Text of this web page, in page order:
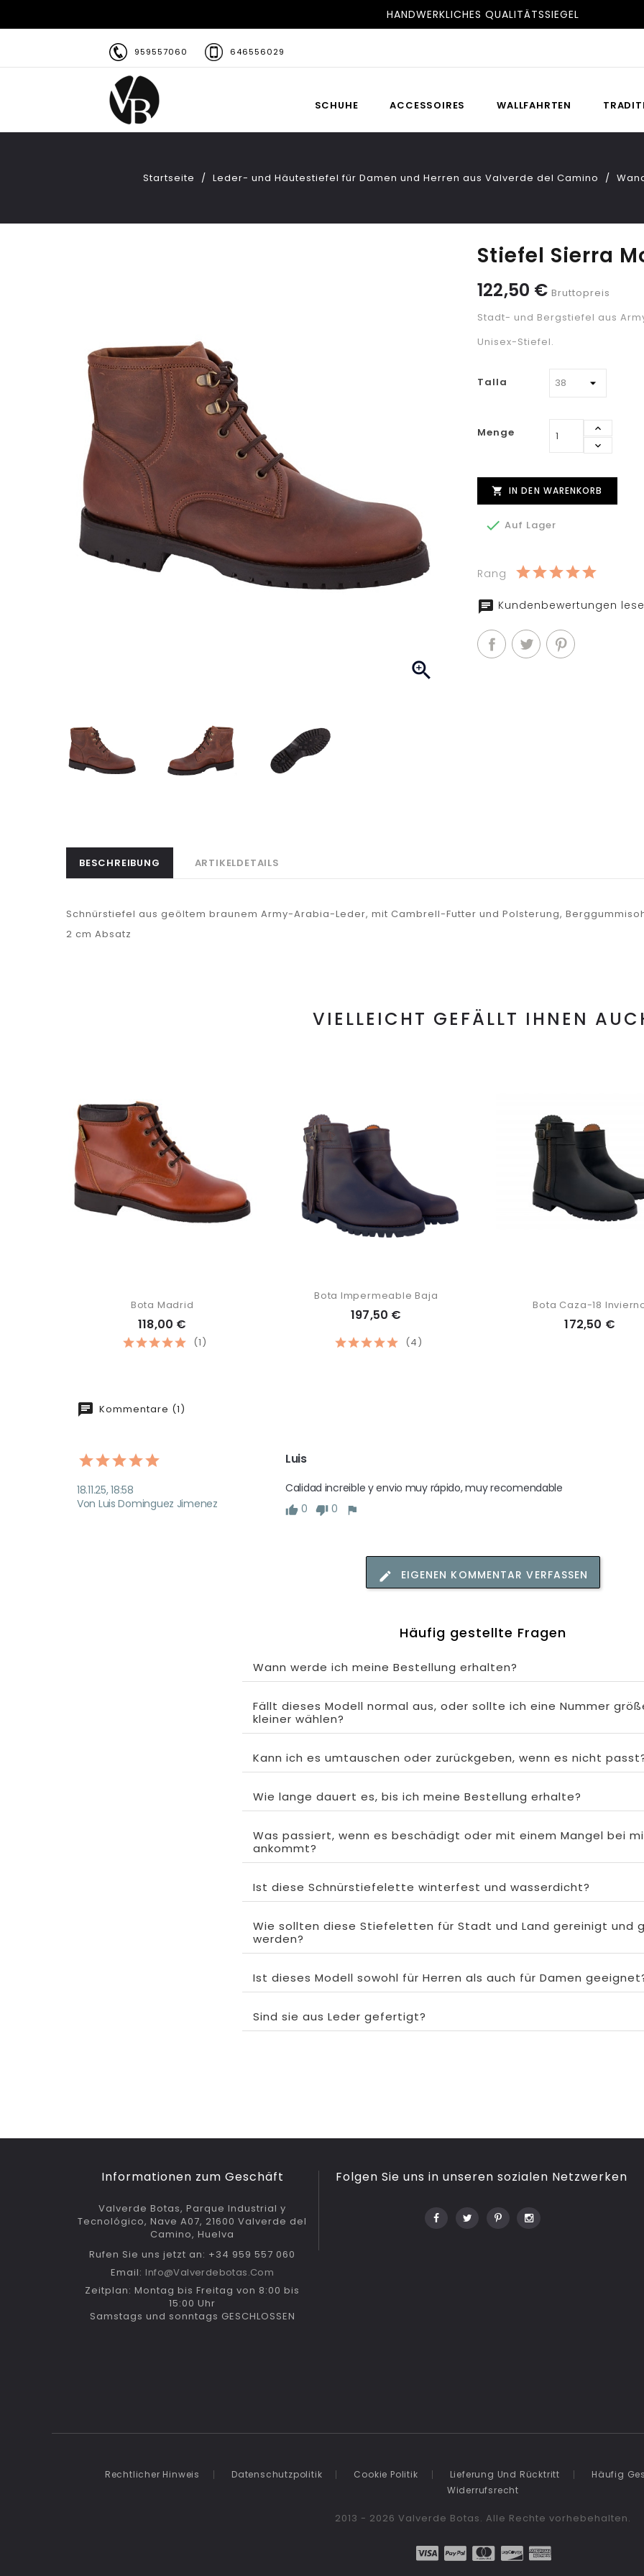
HANDWERKLICHES QUALITÄTSSIEGEL
959557060 646556029
SCHUHE ACCESSOIRES WALLFAHRTEN
Startseite Leder- und Häutestiefel für Damen und Herren aus Valverde del Camino

Stiefel Sierra
122,50 € Bruttopreis
Stadt- und Bergstiefel aus
Unisex-Stiefel.
Talla
Menge
 IN DEN WARENKORB
 Auf Lager
Rang
Kundenbewertungen
BESCHREIBUNG ARTIKELDETAILS
Schnürstiefel aus geöltem braunem Army-Arabia-Leder, mit Cambrell-Futter und Polsterung,
2 cm Absatz
VIELLEICHT GEFÄLLT IHNEN
(1)
Bota Madrid
118,00 €
(4)
Bota Impermeable Baja
197,50 €
Bota Caza-18
172,50 €
Kommentare (1)
18.11.25, 18:58
Von Luis Dominguez Jimenez
Luis
Calidad increible y envio muy rápido, muy recomendable
0
0
EIGENEN KOMMENTAR VERFASSEN
Häufig gestellte Fragen
Wann werde ich meine Bestellung erhalten?
Fällt dieses Modell normal aus, oder sollte ich eine Nummer
kleiner wählen?
Kann ich es umtauschen oder zurückgeben, wenn es nicht
Wie lange dauert es, bis ich meine Bestellung erhalte?
Was passiert, wenn es beschädigt oder mit einem Mangel bei
ankommt?
Ist diese Schnürstiefelette winterfest und wasserdicht?
Wie sollten diese Stiefeletten für Stadt und Land gereinigt und
werden?
Ist dieses Modell sowohl für Herren als auch für Damen
Sind sie aus Leder gefertigt?
Informationen zum Geschäft
Valverde Botas, Parque Industrial y
Tecnológico, Nave A07, 21600 Valverde del
Camino, Huelva
Rufen Sie uns jetzt an: +34 959 557 060
Email: Info@valverdebotas.com
Zeitplan: Montag bis Freitag von 8:00 bis
15:00 Uhr
Samstags und sonntags GESCHLOSSEN
Folgen Sie uns in unseren sozialen Netzwerken
Rechtlicher Hinweis Datenschutzpolitik Cookie Politik Lieferung Und Rücktritt
Häufig
Widerrufsrecht
2013 - 2026 Valverde Botas. Alle Rechte vorhebehalten.